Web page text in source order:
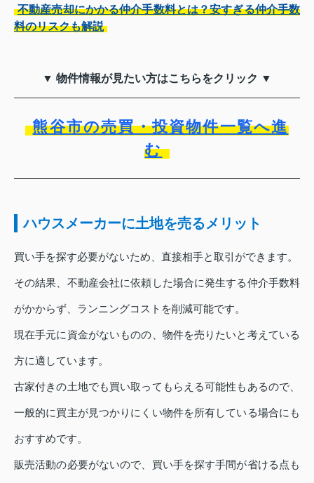
不動産売却にかかる仲介手数料とは？安すぎる仲介手数
料のリスクも解説
▼ 物件情報が見たい方はこちらをクリック ▼
熊谷市の売買・投資物件一覧へ進
む
ハウスメーカーに土地を売るメリット
買い手を探す必要がないため、直接相手と取引ができます。
その結果、不動産会社に依頼した場合に発生する仲介手数料
がかからず、ランニングコストを削減可能です。
現在手元に資金がないものの、物件を売りたいと考えている
方に適しています。
古家付きの土地でも買い取ってもらえる可能性もあるので、
一般的に買主が見つかりにくい物件を所有している場合にも
おすすめです。
販売活動の必要がないので、買い手を探す手間が省ける点も